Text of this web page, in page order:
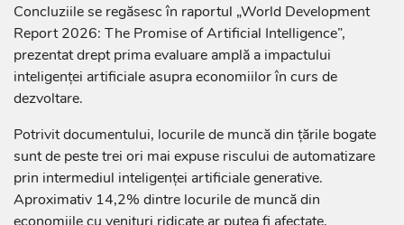
Concluziile se regăsesc în raportul „World Development
Report 2026: The Promise of Artificial Intelligence”,
prezentat drept prima evaluare amplă a impactului
inteligenței artificiale asupra economiilor în curs de
dezvoltare.
Potrivit documentului, locurile de muncă din țările bogate
sunt de peste trei ori mai expuse riscului de automatizare
prin intermediul inteligenței artificiale generative.
Aproximativ 14,2% dintre locurile de muncă din